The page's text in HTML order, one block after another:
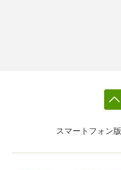
スマートフォン版